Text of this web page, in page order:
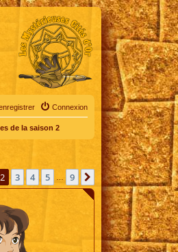
Connexion
de la saison 2
9
2 3 4 5 9 Suivante